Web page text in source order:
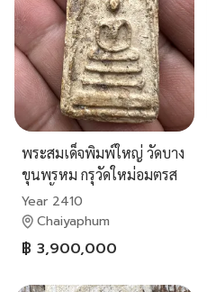
พระสมเด็จพิมพ์ใหญ่ วัดบาง
ขุนพรหม กรุวัดใหม่อมตรส
ปิดเบี้ยว โค้งแอ่น
Year 2410
Chaiyaphum
฿ 3,900,000